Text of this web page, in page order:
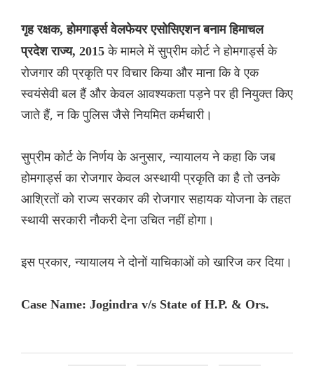
गृह रक्षक, होमगार्ड्स वेलफेयर एसोसिएशन बनाम हिमाचल
प्रदेश राज्य, 2015के मामले में सुप्रीम कोर्ट ने होमगार्ड्स के
रोजगार की प्रकृति पर विचार किया और माना कि वे एक
स्वयंसेवी बल हैं और केवल आवश्यकता पड़ने पर ही नियुक्त किए
जाते हैं, न कि पुलिस जैसे नियमित कर्मचारी।
सुप्रीम कोर्ट के निर्णय के अनुसार, न्यायालय ने कहा कि जब
होमगार्ड्स का रोजगार केवल अस्थायी प्रकृति का है तो उनके
आश्रितों को राज्य सरकार की रोजगार सहायक योजना के तहत
स्थायी सरकारी नौकरी देना उचित नहीं होगा।
इस प्रकार, न्यायालय ने दोनों याचिकाओं को खारिज कर दिया।
Case Name: Jogindra v/s State of H.P. & Ors.